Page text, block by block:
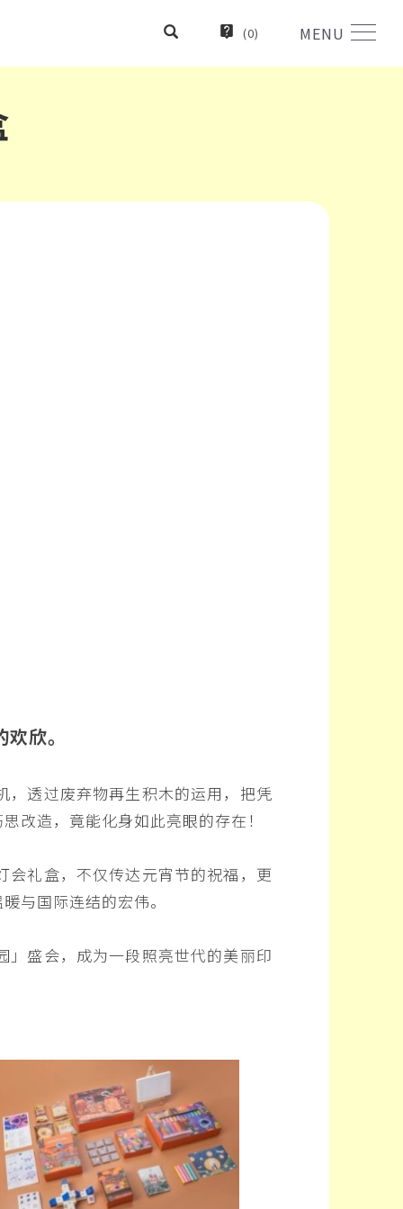
MENU
(0)
欣。
，透过废弃物再生积木的运用，把凭
改造，竟能化身如此亮眼的存在！
礼盒，不仅传达元宵节的祝福，更
与国际连结的宏伟。
盛会，成为一段照亮世代的美丽印